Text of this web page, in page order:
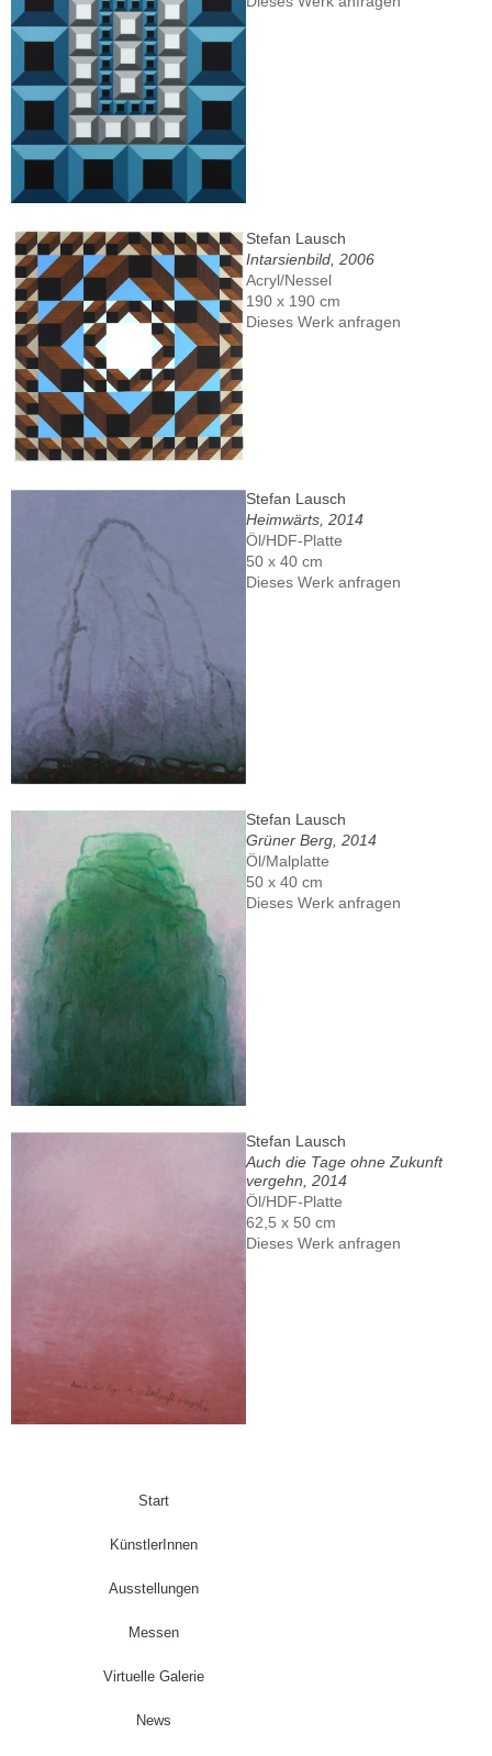
Stefan Lausch
Intarsienbild, 2006
Acryl/Nessel
190 x 190 cm
Dieses Werk anfragen
Stefan Lausch
Heimwärts, 2014
Öl/HDF-Platte
50 x 40 cm
Dieses Werk anfragen
Stefan Lausch
Grüner Berg, 2014
Öl/Malplatte
50 x 40 cm
Dieses Werk anfragen
Stefan Lausch
Auch die Tage ohne Zukunft
vergehn, 2014
Öl/HDF-Platte
62,5 x 50 cm
Dieses Werk anfragen
Start
KünstlerInnen
Ausstellungen
Messen
Virtuelle Galerie
News